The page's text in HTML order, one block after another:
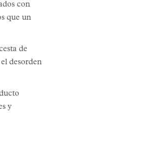
con
que un
de
desorden
y